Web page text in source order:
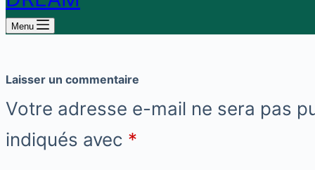
Menu
Laisser un commentaire
Votre adresse e-mail ne sera pas
indiqués avec *